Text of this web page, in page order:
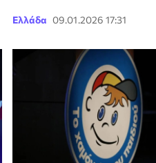
Ελλάδα 09.01.2026 17:31